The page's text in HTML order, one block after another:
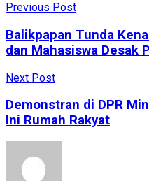
Previous Post
Balikpapan Tunda
dan Mahasiswa Desak
Next Post
Demonstran di DPR
Ini Rumah Rakyat